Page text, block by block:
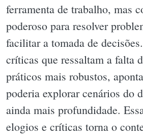
ferramenta de trabalho, mas
poderoso para resolver
facilitar a tomada de
críticas que ressaltam a falta
práticos mais robustos,
poderia explorar cenários do
ainda mais profundidade.
elogios e críticas torna o